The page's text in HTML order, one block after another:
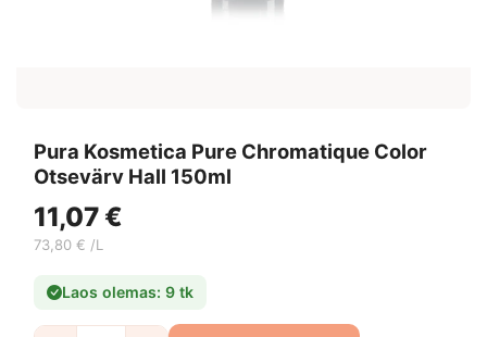
Pura Kosmetica Pure Chromatique Color
Otsevärv Hall 150ml
11,07 €
73,80 € /L
Laos olemas: 9 tk